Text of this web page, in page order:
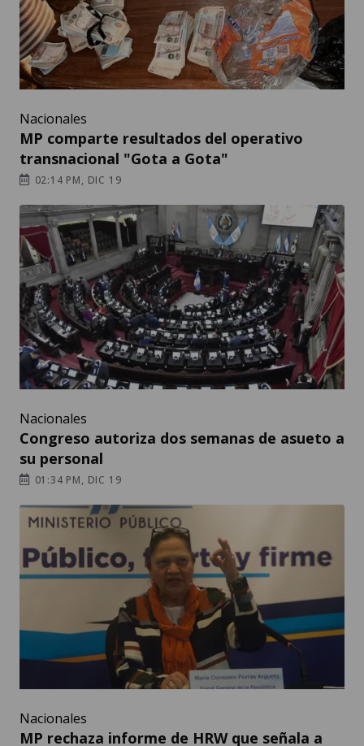
Nacionales
MP comparte resultados del operativo
transnacional "Gota a Gota"
02:14 PM, DIC 19
Nacionales
Congreso autoriza dos semanas de asueto a
su personal
01:34 PM, DIC 19
Nacionales
MP rechaza informe de HRW que señala a